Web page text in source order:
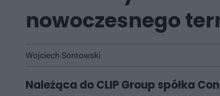
nowoczesnego
Wojciech Sontowski
Należąca do CLIP Group spółka